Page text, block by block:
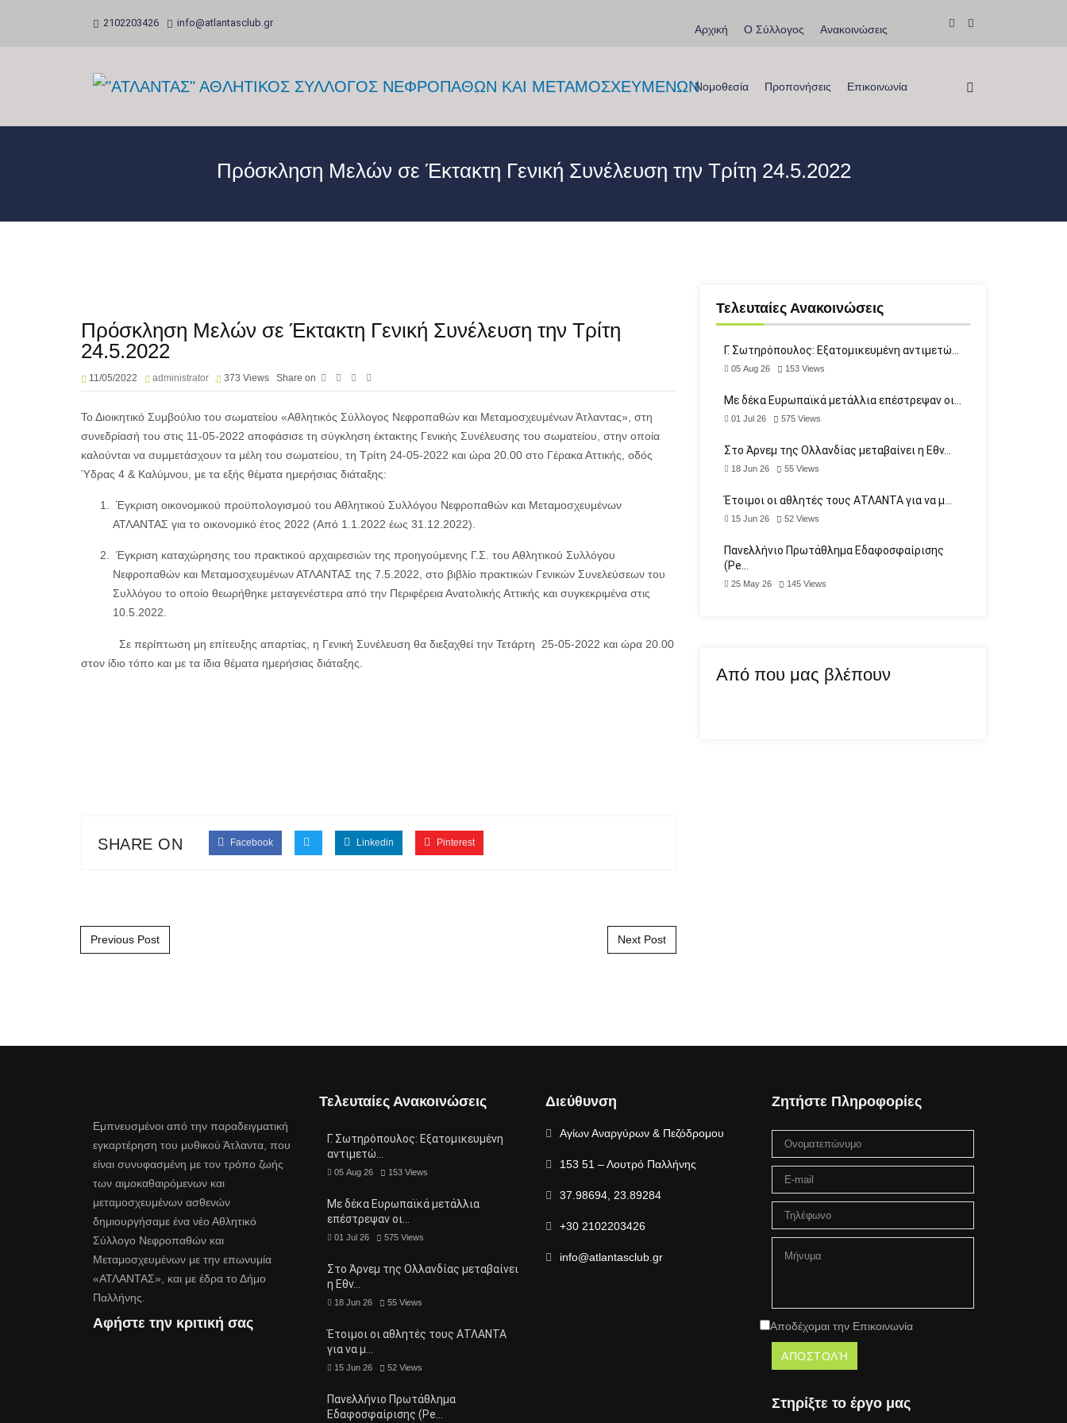
2102203426 info@atlantasclub.gr
Αρχική Ο Σύλλογος Ανακοινώσεις
Νομοθεσία Προπονήσεις Επικοινωνία
Πρόσκληση Μελών σε Έκτακτη Γενική Συνέλευση την Τρίτη 24.5.2022
Πρόσκληση Μελών σε Έκτακτη Γενική Συνέλευση την Τρίτη
24.5.2022
11/05/2022 administrator 373 Views Share on
Το Διοικητικό Συμβούλιο του σωματείου «Αθλητικός Σύλλογος Νεφροπαθών και Μεταμοσχευμένων Άτλαντας», στη
συνεδρίασή του στις 11-05-2022 αποφάσισε τη σύγκληση έκτακτης Γενικής Συνέλευσης του σωματείου, στην οποία
καλούνται να συμμετάσχουν τα μέλη του σωματείου, τη Τρίτη 24-05-2022 και ώρα 20.00 στο Γέρακα Αττικής, οδός
Ύδρας 4 & Καλύμνου, με τα εξής θέματα ημερήσιας διάταξης:
Έγκριση οικονομικού προϋπολογισμού του Αθλητικού Συλλόγου Νεφροπαθών και Μεταμοσχευμένων
ΑΤΛΑΝΤΑΣ για το οικονομικό έτος 2022 (Από 1.1.2022 έως 31.12.2022).
Έγκριση καταχώρησης του πρακτικού αρχαιρεσιών της προηγούμενης Γ.Σ. του Αθλητικού Συλλόγου
Νεφροπαθών και Μεταμοσχευμένων ΑΤΛΑΝΤΑΣ της 7.5.2022, στο βιβλίο πρακτικών Γενικών Συνελεύσεων του
Συλλόγου το οποίο θεωρήθηκε μεταγενέστερα από την Περιφέρεια Ανατολικής Αττικής και συγκεκριμένα στις
10.5.2022.
Σε περίπτωση μη επίτευξης απαρτίας, η Γενική Συνέλευση θα διεξαχθεί την Τετάρτη 25-05-2022 και ώρα 20.00
στον ίδιο τόπο και με τα ίδια θέματα ημερήσιας διάταξης.
SHARE ON Facebook Linkedin Pinterest
Post navigation
Previous Post Next Post
Τελευταίες Ανακοινώσεις
Γ. Σωτηρόπουλος: Eξατομικευμένη αντιμετώ…
05 Aug 26 153 Views
Με δέκα Ευρωπαϊκά μετάλλια επέστρεψαν οι…
01 Jul 26 575 Views
Στο Άρνεμ της Ολλανδίας μεταβαίνει η Εθν…
18 Jun 26 55 Views
Έτοιμοι οι αθλητές τους ΑΤΛΑΝΤΑ για να μ…
15 Jun 26 52 Views
Πανελλήνιο Πρωτάθλημα Εδαφοσφαίρισης
(Pe…
25 May 26 145 Views
Από που μας βλέπουν
Εμπνευσμένοι από την παραδειγματική
εγκαρτέρηση του μυθικού Άτλαντα, που
είναι συνυφασμένη με τον τρόπο ζωής
των αιμοκαθαιρόμενων και
μεταμοσχευμένων ασθενών
δημιουργήσαμε ένα νέο Αθλητικό
Σύλλογο Νεφροπαθών και
Μεταμοσχευμένων με την επωνυμία
«ΑΤΛΑΝΤΑΣ», και με έδρα το Δήμο
Παλλήνης.
Αφήστε την κριτική σας
Τελευταίες Ανακοινώσεις
Γ. Σωτηρόπουλος: Eξατομικευμένη
αντιμετώ…
05 Aug 26 153 Views
Με δέκα Ευρωπαϊκά μετάλλια
επέστρεψαν οι…
01 Jul 26 575 Views
Στο Άρνεμ της Ολλανδίας μεταβαίνει
η Εθν…
18 Jun 26 55 Views
Έτοιμοι οι αθλητές τους ΑΤΛΑΝΤΑ
για να μ…
15 Jun 26 52 Views
Πανελλήνιο Πρωτάθλημα
Εδαφοσφαίρισης (Pe…
Διεύθυνση
Αγίων Αναργύρων & Πεζόδρομου
153 51 – Λουτρό Παλλήνης
37.98694, 23.89284
+30 2102203426
info@atlantasclub.gr
Ζητήστε Πληροφορίες
Αποδέχομαι την Επικοινωνία
Στηρίξτε το έργο μας